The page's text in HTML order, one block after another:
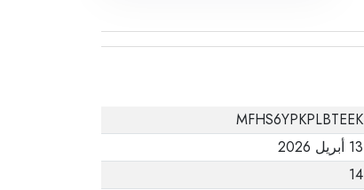
MFHS6YPKPLBTEEK
13 أبريل 2026
14